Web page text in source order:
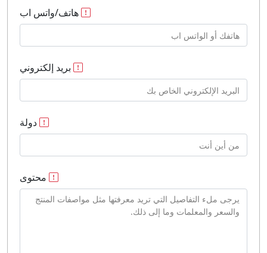
هاتف/واتس اب
بريد إلكتروني
دولة
محتوى